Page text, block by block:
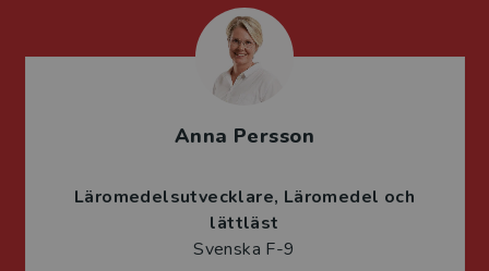
Anna Persson
Läromedelsutvecklare Läromedel och
lättläst
Svenska F-9